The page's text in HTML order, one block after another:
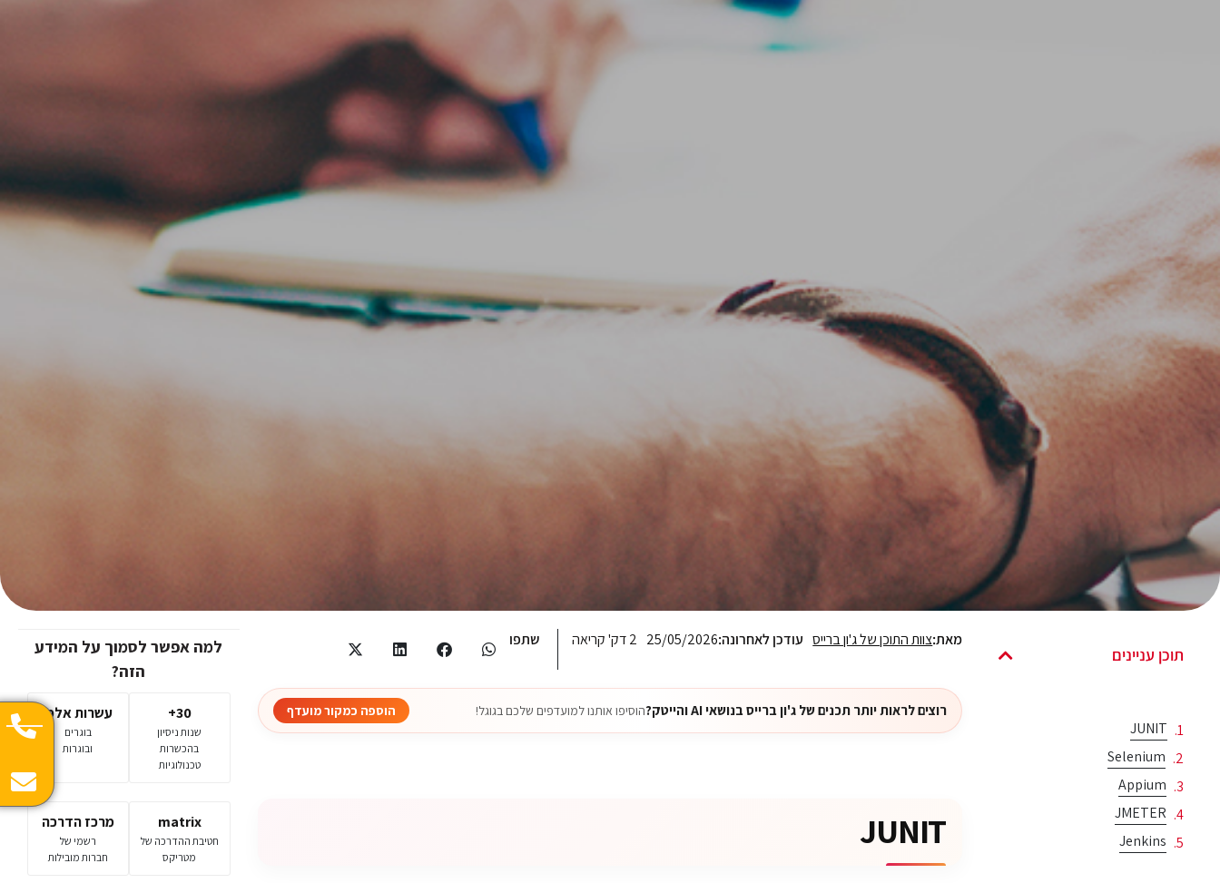
תוכן עניינים
JUNIT
Selenium
Appium
JMETER
Jenkins
מאת:צוות התוכן של ג'ון ברייס עודכן לאחרונה:25/05/2026 2 דק' קריאה שתפו
רוצים לראות יותר תכנים של ג'ון ברייס בנושאי AI והייטק? הוסיפו אותנו למועדפים שלכם בגוגל! הוספה כמקור מועדף
JUNIT
למה אפשר לסמוך על המידע
הזה?
30+
שנות ניסיון
בהכשרות
טכנולוגיות
עשרות אלפי
בוגרים
ובוגרות
matrix
חטיבת ההדרכה של
מטריקס
מרכז הדרכה
רשמי של
חברות מובילות